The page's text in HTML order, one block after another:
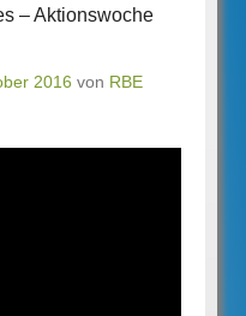
– Aktionswoche
2016 von RBE